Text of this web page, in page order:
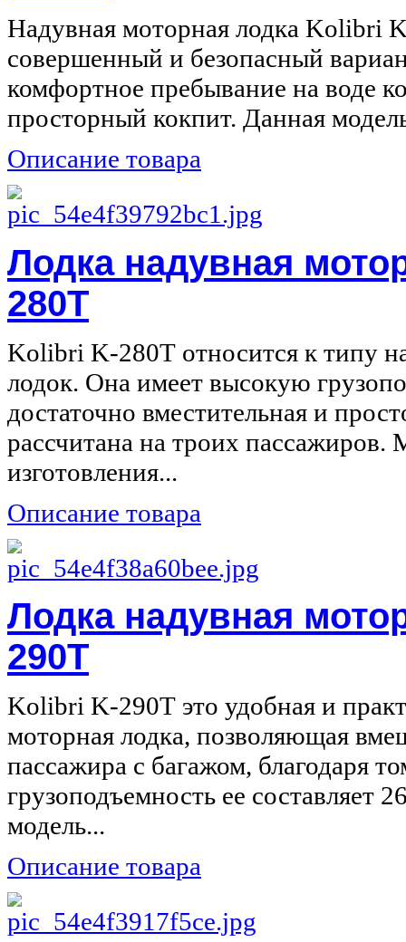
Надувная моторная лодка Kolibri
совершенный и безопасный
комфортное пребывание на воде
просторный кокпит. Данная
Описание товара
Лодка надувная
280Т
Kolibri K-280Т относится к типу
лодок. Она имеет высокую
достаточно вместительная и
рассчитана на троих пассажиров.
изготовления...
Описание товара
Лодка надувная
290Т
Kolibri K-290Т это удобная и
моторная лодка, позволяющая
пассажира с багажом, благодаря
грузоподъемность ее составляет
модель...
Описание товара